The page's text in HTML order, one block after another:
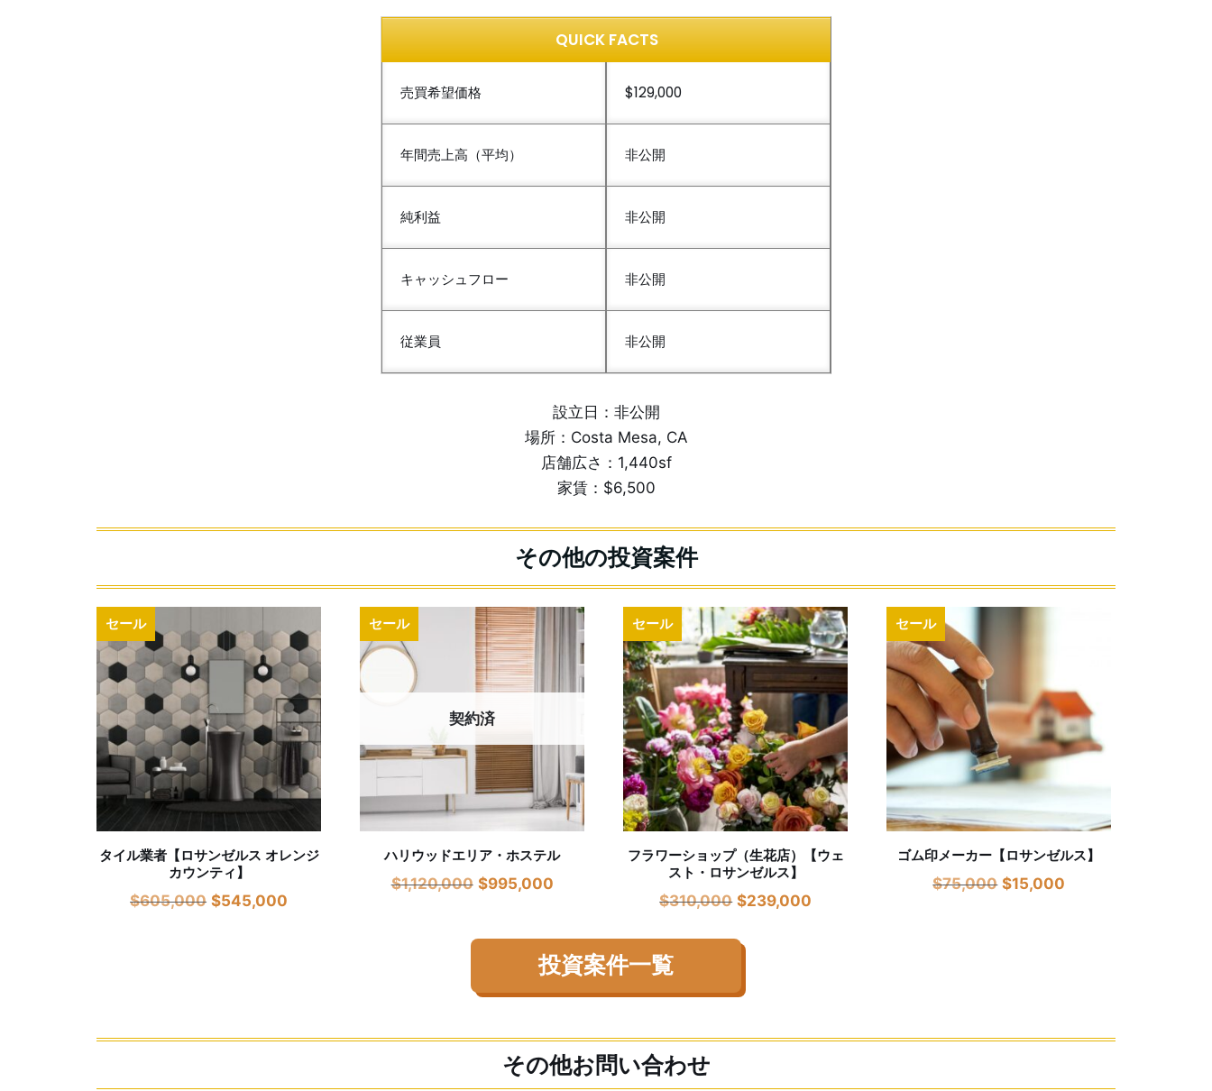
QUICK FACTS
売買希望価格 $129,000
年間売上高（平均） 非公開
純利益 非公開
キャッシュフロー 非公開
従業員 非公開
設立日：非公開
場所：Costa Mesa, CA
店舗広さ：1,440sf
家賃：$6,500
セール
タイル業者【ロサンゼルス オレンジ
カウンティ】
$605,000 $545,000
契約済
セール
ハリウッドエリア・ホステル
$1,120,000 $995,000
セール
フラワーショップ（生花店）【ウェ
スト・ロサンゼルス】
$310,000 $239,000
セール
ゴム印メーカー【ロサンゼルス】
$75,000 $15,000
投資案件一覧
その他お問い合わせ